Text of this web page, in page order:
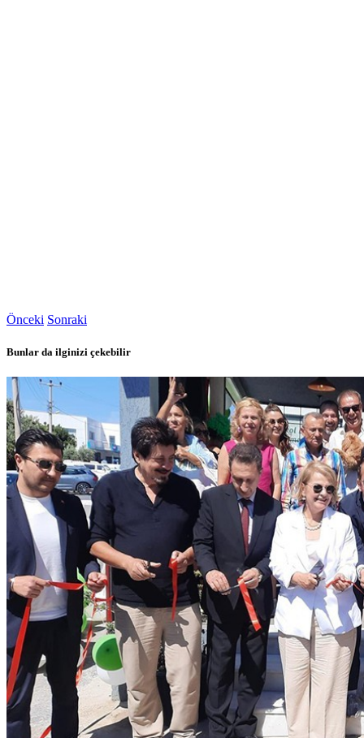
Önceki Sonraki
Bunlar da ilginizi çekebilir